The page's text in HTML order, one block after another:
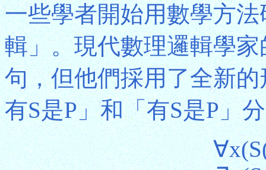
一些學者開始用數學方
輯」。現代數理邏輯學
句，但他們採用了全新
有S是P」和「有S是P」